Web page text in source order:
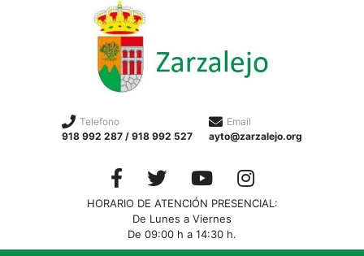
Telefono
918 992 287 / 918 992 527
Email
ayto@zarzalejo.org
HORARIO DE ATENCIÓN PRESENCIAL:
De Lunes a Viernes
De 09:00 h a 14:30 h.